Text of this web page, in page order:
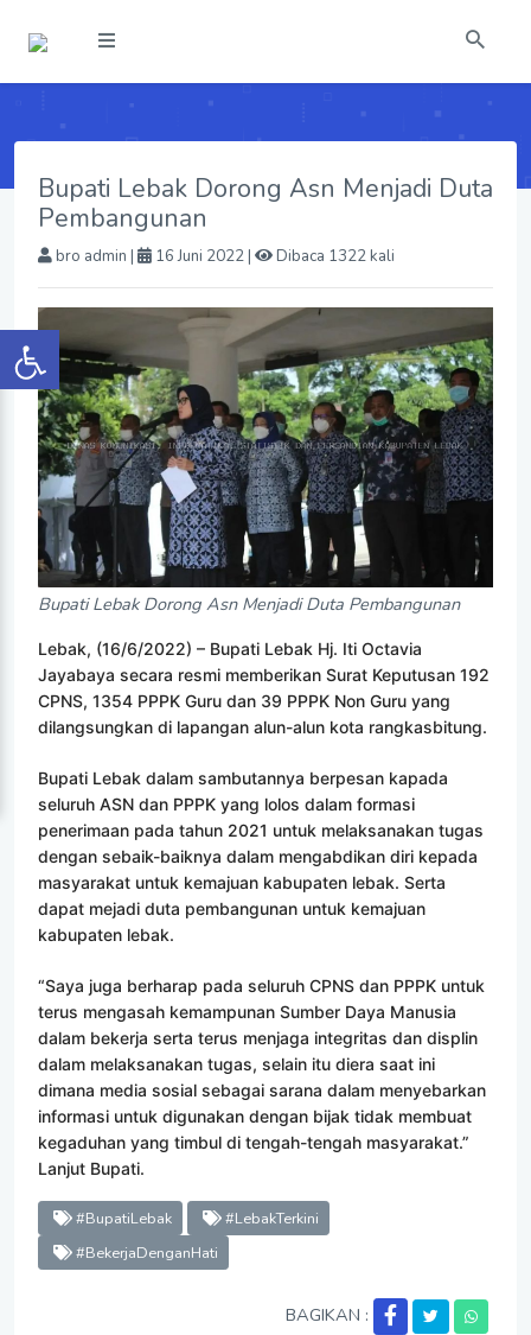
Bupati Lebak Dorong Asn Menjadi Duta
Pembangunan
bro admin | 16 Juni 2022 | Dibaca 1322 kali
Bupati Lebak Dorong Asn Menjadi Duta Pembangunan
Lebak, (16/6/2022) – Bupati Lebak Hj. Iti Octavia
Jayabaya secara resmi memberikan Surat Keputusan 192
CPNS, 1354 PPPK Guru dan 39 PPPK Non Guru yang
dilangsungkan di lapangan alun-alun kota rangkasbitung.
Bupati Lebak dalam sambutannya berpesan kapada
seluruh ASN dan PPPK yang lolos dalam formasi
penerimaan pada tahun 2021 untuk melaksanakan tugas
dengan sebaik-baiknya dalam mengabdikan diri kepada
masyarakat untuk kemajuan kabupaten lebak. Serta
dapat mejadi duta pembangunan untuk kemajuan
kabupaten lebak.
“Saya juga berharap pada seluruh CPNS dan PPPK untuk
terus mengasah kemampunan Sumber Daya Manusia
dalam bekerja serta terus menjaga integritas dan displin
dalam melaksanakan tugas, selain itu diera saat ini
dimana media sosial sebagai sarana dalam menyebarkan
informasi untuk digunakan dengan bijak tidak membuat
kegaduhan yang timbul di tengah-tengah masyarakat.”
Lanjut Bupati.
#BupatiLebak
#LebakTerkini
#BekerjaDenganHati
BAGIKAN :